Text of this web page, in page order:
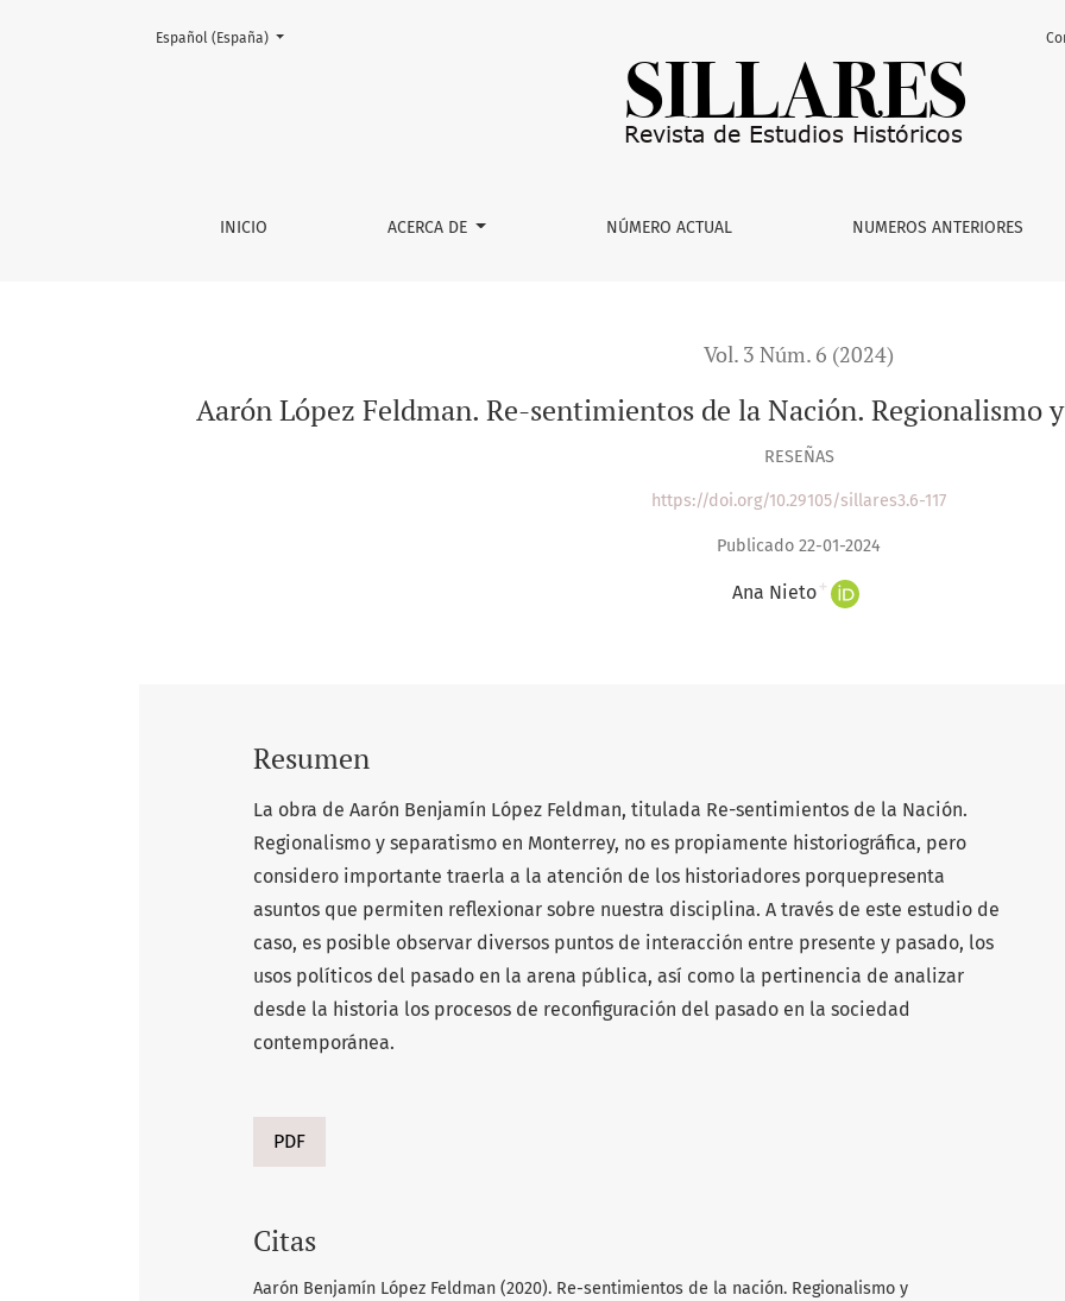
Aarón López Feldman. Re-sentimientos de la Nación. Regionalismo y separatismo en Monterrey
INICIO ACERCA DE NÚMERO ACTUAL NUMEROS ANTERIORES
Cambiar el idioma. El actual es:
Español (España)
Vol. 3 Núm. 6 (2024)
Aarón López Feldman. Re-sentimientos de la Nación. Regionalismo
RESEÑAS
https://doi.org/10.29105/sillares3.6-117
Publicado 22-01-2024
Ana Nieto +
Resumen
La obra de Aarón Benjamín López Feldman, titulada Re-sentimientos de la Nación.
Regionalismo y separatismo en Monterrey, no es propiamente historiográfica, pero
considero importante traerla a la atención de los historiadores porquepresenta
asuntos que permiten reflexionar sobre nuestra disciplina. A través de este estudio de
caso, es posible observar diversos puntos de interacción entre presente y pasado, los
usos políticos del pasado en la arena pública, así como la pertinencia de analizar
desde la historia los procesos de reconfiguración del pasado en la sociedad
contemporánea.
PDF
Citas
Aarón Benjamín López Feldman (2020). Re-sentimientos de la nación. Regionalismo y